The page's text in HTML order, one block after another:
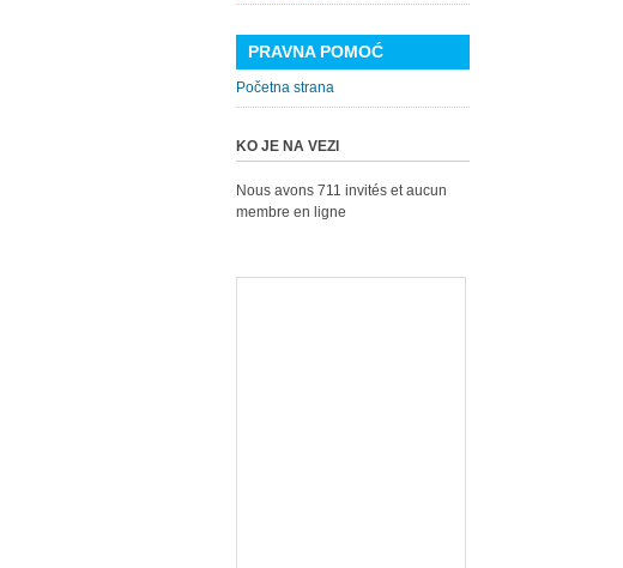
PRAVNA POMOĆ
Početna strana
KO JE NA VEZI
Nous avons 711 invités et aucun
membre en ligne